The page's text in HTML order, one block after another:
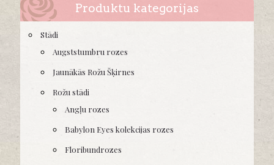
Produktu kategorijas
Stādi
Augststumbru rozes
Jaunākās Rožu Šķirnes
Rožu stādi
Angļu rozes
Babylon Eyes kolekcijas rozes
Floribundrozes